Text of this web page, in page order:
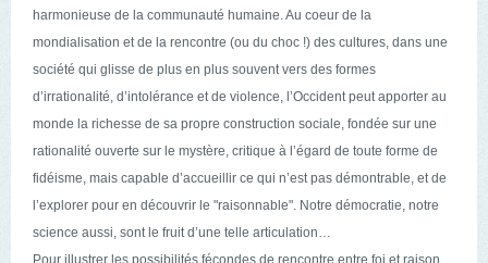
harmonieuse de la communauté humaine. Au coeur de la
mondialisation et de la rencontre (ou du choc !) des cultures, dans une
société qui glisse de plus en plus souvent vers des formes
d’irrationalité, d’intolérance et de violence, l’Occident peut apporter au
monde la richesse de sa propre construction sociale, fondée sur une
rationalité ouverte sur le mystère, critique à l’égard de toute forme de
fidéisme, mais capable d’accueillir ce qui n’est pas démontrable, et de
l’explorer pour en découvrir le "raisonnable". Notre démocratie, notre
science aussi, sont le fruit d’une telle articulation…
Pour illustrer les possibilités fécondes de rencontre entre foi et raison,